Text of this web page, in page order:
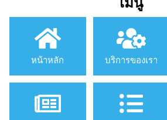
เมนู
หน้าหลัก บริการของเรา